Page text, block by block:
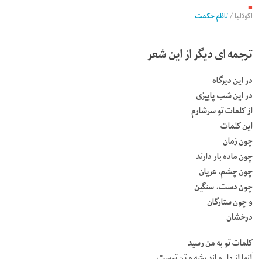
■
اکولالیا/ناظم حکمت
ترجمه ای دیگر از این شعر
در این دیرگاه
در این شب پاییزی
از کلمات تو سرشارم
این کلمات
چون زمان
چون ماده بار دارند
چون چشم، عریان
چون دست، سنگین
و چون ستارگان
درخشان
کلمات تو به من رسید